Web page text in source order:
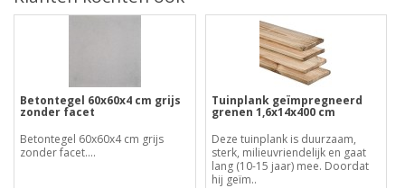
Betontegel 60x60x4 cm grijs
zonder facet
Betontegel 60x60x4 cm grijs
zonder facet....
Tuinplank geïmpregneerd
grenen 1,6x14x400 cm
Deze tuinplank is duurzaam,
sterk, milieuvriendelijk en gaat
lang (10-15 jaar) mee. Doordat
hij geïm..